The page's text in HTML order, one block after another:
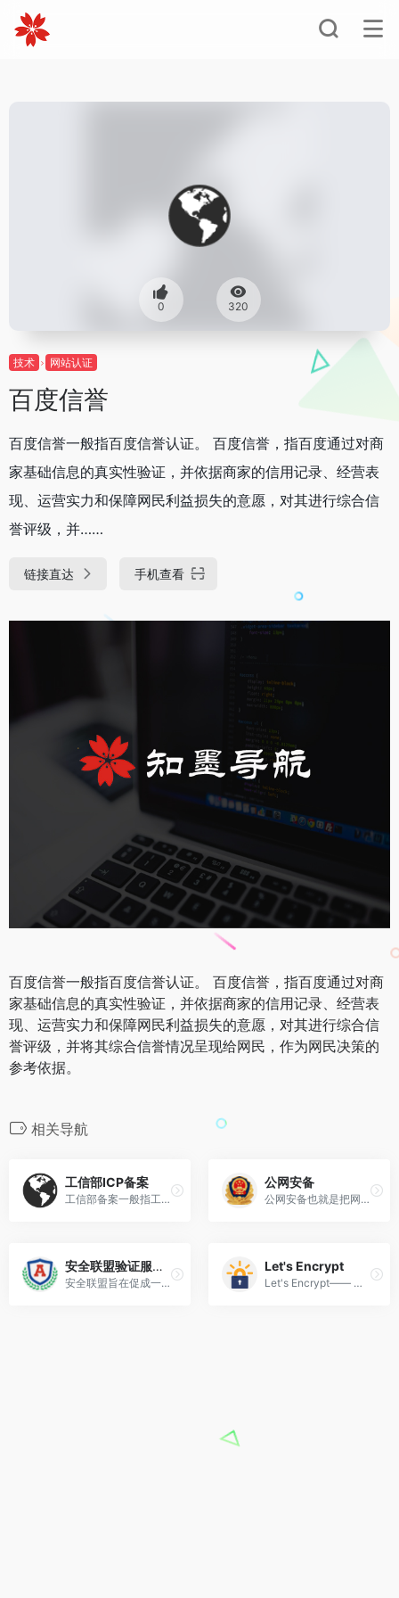
0 320
技术 网站认证
百度信誉
百度信誉一般指百度信誉认证。 百度信誉，指百度通过对商
家基础信息的真实性验证，并依据商家的信用记录、经营表
现、运营实力和保障网民利益损失的意愿，对其进行综合信
誉评级，并……
链接直达 手机查看
百度信誉一般指百度信誉认证。 百度信誉，指百度通过对商
家基础信息的真实性验证，并依据商家的信用记录、经营表
现、运营实力和保障网民利益损失的意愿，对其进行综合信
誉评级，并将其综合信誉情况呈现给网民，作为网民决策的
参考依据。
相关导航
工信部ICP备案
工信部备案一般指工信部网站备案。 工信部网站备案，可以自主通过官方备案网站建设在线备案或者通过当地电信部门两种方式来进行网案的备案。 目的是为了防止在网上从事非法的网站经营活动，打击不良互联网信息的传播。
公网安备
公网安备也就是把网站到公安机关备案,是一套独立的备案系统,相当于让公安机关知道您的网站
安全联盟验证服务中心
安全联盟旨在促成一个中立、公正、可控的第三方平台，建立行业内公认的互联网安全标准，优化中国互联网环境，保护网民上网权益。
Let's Encrypt
Let's Encrypt—— 是一个由非营利性组织 互联网安全研究小组(ISRG)提供的免费、自动化和开放的证书颁发机构(CA),简单的说,就是为网站提供免费的 SSL/TLS 证书。